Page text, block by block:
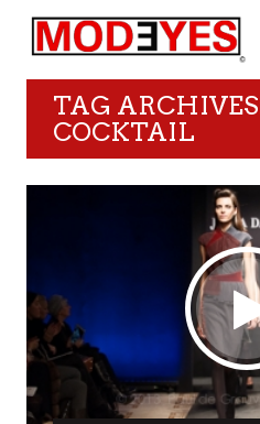
TAG
COCKTAIL